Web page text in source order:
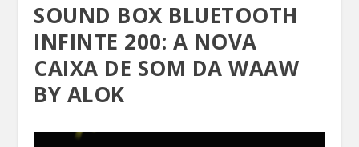
SOUND BOX BLUETOOTH
INFINTE 200: A NOVA
CAIXA DE SOM DA WAAW
BY ALOK